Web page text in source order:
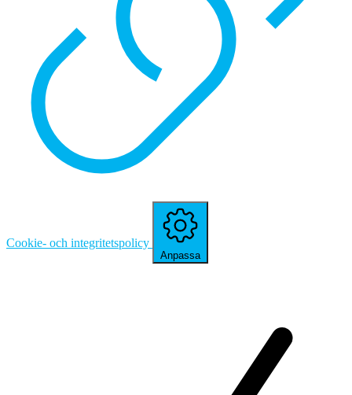
Cookie- och integritetspolicy
Anpassa